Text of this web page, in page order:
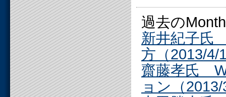
過去の
新井紀子氏
方（2013/4/
齋藤孝氏
ョン（